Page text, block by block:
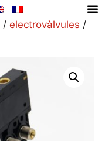
/ electrovàlvules /